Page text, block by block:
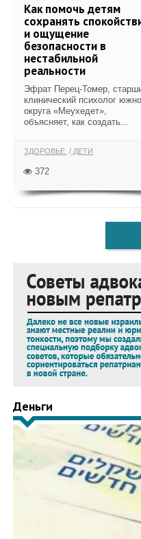
Как помочь детям
сохранять
и ощущение
безопасности в
нестабильной
реальности
Эфрат Перец-Томер,
клинический психолог
округа «Меухедет»,
объясняет, как создать...
ЗДОРОВЬЕ ДЕТИ
372
Деньги